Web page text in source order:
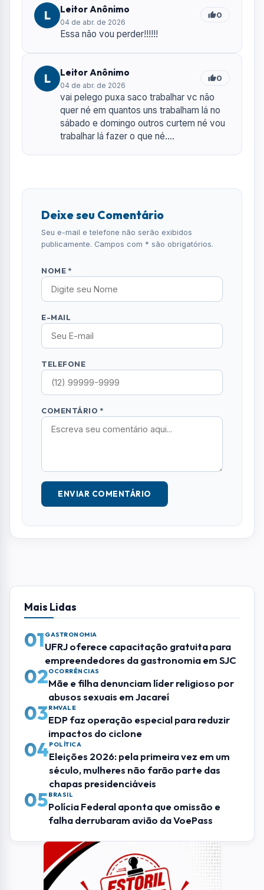
Deixe seu Comentário
Seu e-mail e telefone não serão exibidos
publicamente. Campos com * são obrigatórios.
NOME *
E-MAIL
COMENTÁRIO *
ENVIAR COMENTÁRIO
Mais Lidas
empreendedores da gastronomia em SJC
02 Mãe e filha denunciam líder religioso por
abusos sexuais em Jacareí
03EDP faz operação especial para reduzir
impactos do ciclone
chapas presidenciáveis
05 BRASIL
Polícia Federal aponta que omissão e